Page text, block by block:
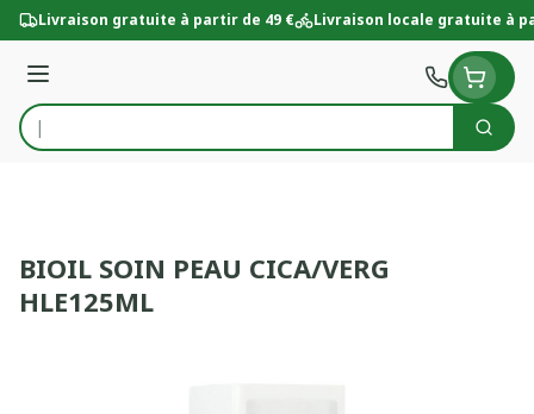
Aller au contenu
Livraison gratuite à partir de 49 € Livraison locale gratuite à
Menu
Rechercher
BIOIL SOIN PEAU CICA/VERG
HLE125ML